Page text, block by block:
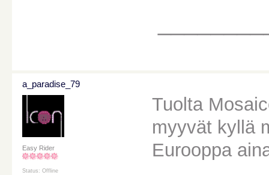
a_paradise_79
Easy Rider
Status: Offline
Tuolta
myyvät kyllä
Eurooppa